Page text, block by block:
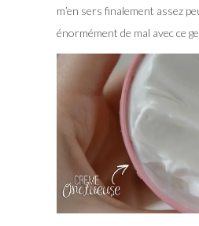
m’en sers finalement assez
énormément de mal avec ce